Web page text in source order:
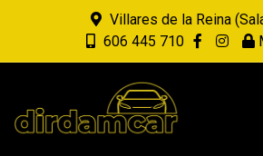
Villares de la Reina
606 445 710